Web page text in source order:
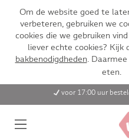
Om de website goed te
verbeteren, gebruiken we
cookies die we gebruiken
liever echte cookies?
bakbenodigdheden.
eten.
voor 17:00 uur